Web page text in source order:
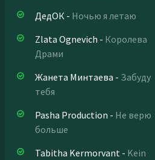
ДедОК - Ночью я летаю
Zlata Ognevich - Королева
Драми
Жанета Минтаева - Забуду
тебя
Pasha Production - Не верю
больше
Tabitha Kermorvant - Kein